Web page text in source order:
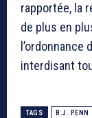
rapportée, la
de plus en
l’ordonnance
interdisant
TAGS B.J. PENN